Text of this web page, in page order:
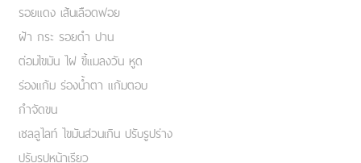
รอยแดง เส้นเลือดฟอย
ฝ้า กระ รอยดำ ปาน
ต่อมไขมัน ไฝ ขี้แมลงวัน หูด
ร่องแก้ม ร่องน้ำตา แก้มตอบ
กำจัดขน
เชลลูไลท์ ไขมันส่วนเกิน ปรับรูปร่าง
ปรับรูปหน้าเรียว